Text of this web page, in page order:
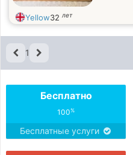
Yellow32 лет
1
Бесплатно
100%
Бесплатные услуги